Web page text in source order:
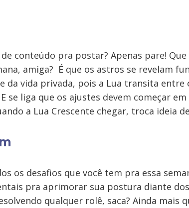
de conteúdo pra postar? Apenas pare!
amiga? É que os astros se revelam
da vida privada, pois a Lua transita entre
se liga que os ajustes devem começar
a Lua Crescente chegar, troca ideia
os desafios que você tem pra essa
pra aprimorar sua postura diante
qualquer rolê, saca? Ainda mais